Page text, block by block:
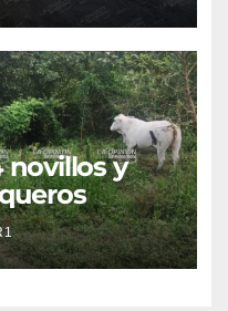
novillos y